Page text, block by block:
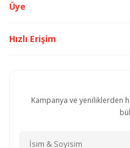
Üye
Hızlı Erişim
Kampanya ve yeniliklerden